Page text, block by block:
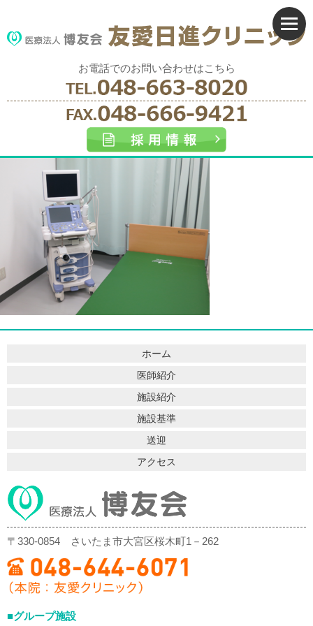
お電話でのお問い合わせはこちら
ホーム
医師紹介
施設紹介
施設基準
送迎
アクセス
〒330-0854 さいたま市大宮区桜木町1－262
■グループ施設